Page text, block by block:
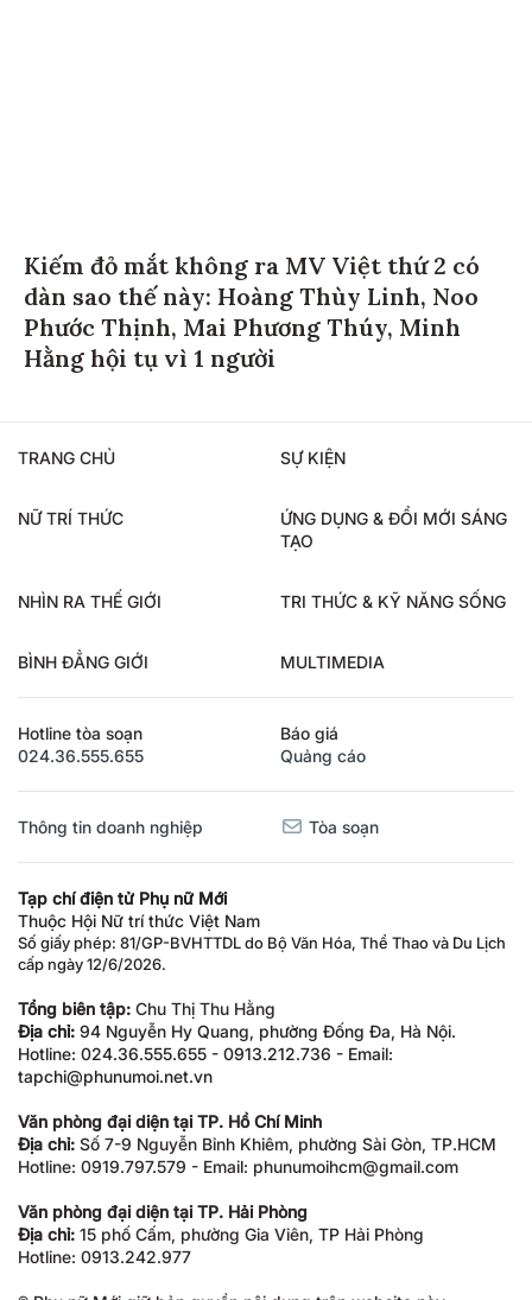
Kiếm đỏ mắt không ra MV Việt thứ 2 có
dàn sao thế này: Hoàng Thùy Linh, Noo
Phước Thịnh, Mai Phương Thúy, Minh
Hằng hội tụ vì 1 người
TRANG CHỦ SỰ KIỆN
NỮ TRÍ THỨC
ỨNG DỤNG & ĐỔI MỚI SÁNG
TẠO
NHÌN RA THẾ GIỚI TRI THỨC & KỸ NĂNG SỐNG
BÌNH ĐẲNG GIỚI MULTIMEDIA
Hotline tòa soạn
024.36.555.655
Báo giá
Quảng cáo
Thông tin doanh nghiệp Tòa soạn
Tạp chí điện tử Phụ nữ Mới
Thuộc Hội Nữ trí thức Việt Nam
Số giấy phép: 81/GP-BVHTTDL do Bộ Văn Hóa, Thể Thao và Du Lịch
cấp ngày 12/6/2026.
Tổng biên tập: Chu Thị Thu Hằng
Địa chỉ: 94 Nguyễn Hy Quang, phường Đống Đa, Hà Nội.
Hotline: 024.36.555.655 - 0913.212.736 - Email:
tapchi@phunumoi.net.vn
Văn phòng đại diện tại TP. Hồ Chí Minh
Địa chỉ: Số 7-9 Nguyễn Bỉnh Khiêm, phường Sài Gòn, TP.HCM
Hotline: 0919.797.579 - Email: phunumoihcm@gmail.com
Văn phòng đại diện tại TP. Hải Phòng
Địa chỉ: 15 phố Cấm, phường Gia Viên, TP Hải Phòng
Hotline: 0913.242.977